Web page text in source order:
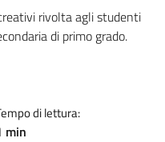
rivolta agli studenti
di primo grado.
di lettura:
min